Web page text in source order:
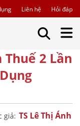
Liên hệ Hỏi đáp
2 Lần
giả: TS Lê Thị Ánh